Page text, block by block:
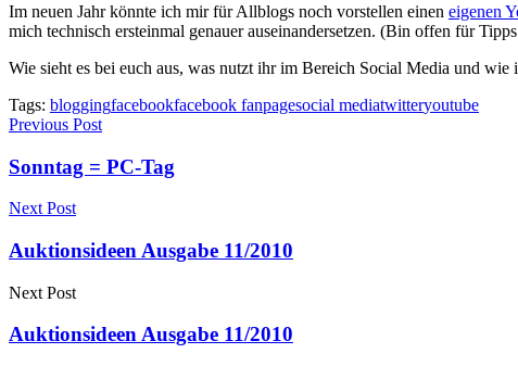
Im neuen Jahr könnte ich mir für Allblogs noch vorstellen einen eigenen
mich technisch ersteinmal genauer auseinandersetzen. (Bin offen für
Wie sieht es bei euch aus, was nutzt ihr im Bereich Social Media und wie
Tags: bloggingfacebookfacebook fanpagesocial mediatwitteryoutube
Previous Post
Sonntag = PC-Tag
Next Post
Auktionsideen Ausgabe 11/2010
Next Post
Auktionsideen Ausgabe 11/2010